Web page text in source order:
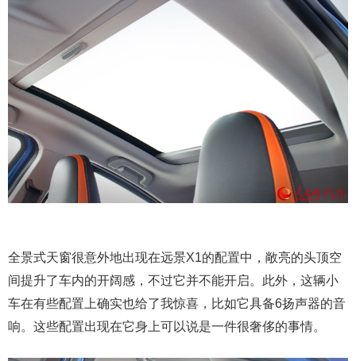
全景式天窗很意外地出现在远景X1的配置中，敞亮的头顶空
间提升了车内的开阔感，不过它并不能开启。此外，这辆小
车在有些配置上确实也给了我惊喜，比如它具备6扬声器的音
响。这些配置出现在它身上可以说是一件很奢侈的事情。